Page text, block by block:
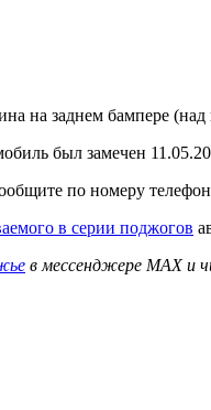
на заднем бампере
был замечен
по номеру
в серии поджогов
в мессенджере MAX и